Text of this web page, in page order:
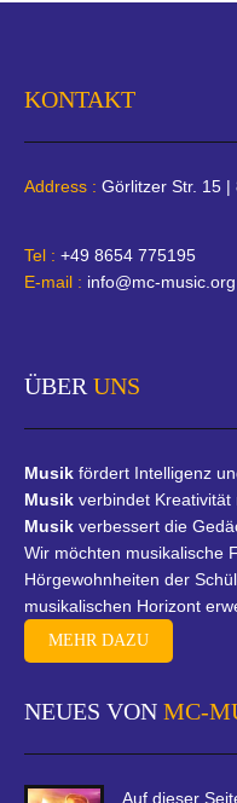
KONTAKT
Address : Görlitzer Str. 15 |
Tel : +49 8654 775195
E-mail : info@mc-music.org
ÜBER UNS
Musik fördert Intelligenz
Musik verbindet Kreativität
Musik verbessert die
Wir möchten musikalische
Hörgewohnheiten der
musikalischen Horizont
MEHR DAZU
NEUES VON MC-
Auf dieser